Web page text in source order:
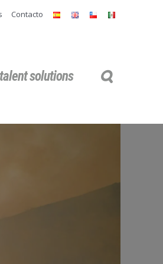
Contacto
talent solutions